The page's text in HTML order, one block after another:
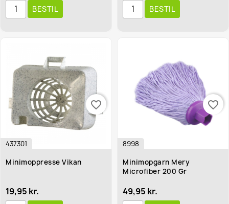
BESTIL BESTIL
437301
Minimoppresse Vikan
19,95 kr.
favorite_border
8998
Minimopgarn Mery
Microfiber 200 Gr
49,95 kr.
favorite_border